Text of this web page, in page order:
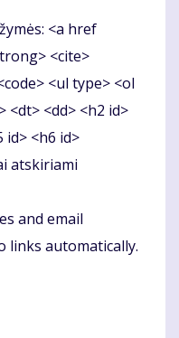
<a href
<cite>
<ul type> <ol
<dt> <dd> <h2 id>
id> <h6 id>
atskiriami
and email
links automatically.